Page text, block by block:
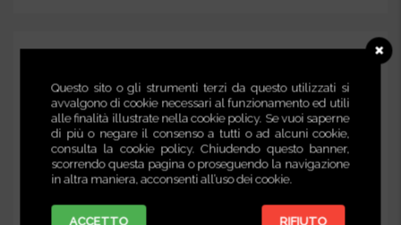
CITTÀ (tutte)
Questo sito o gli strumenti terzi da questo utilizzati si
avvalgono di cookie necessari al funzionamento ed utili
alle finalità illustrate nella cookie policy. Se vuoi saperne
di più o negare il consenso a tutti o ad alcuni cookie,
consulta la cookie policy. Chiudendo questo banner,
scorrendo questa pagina o proseguendo la navigazione
in altra maniera, acconsenti all’uso dei cookie.
ACCETTO RIFIUTO